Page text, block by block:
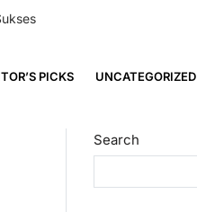
PICKS UNCATEGORIZED
Search